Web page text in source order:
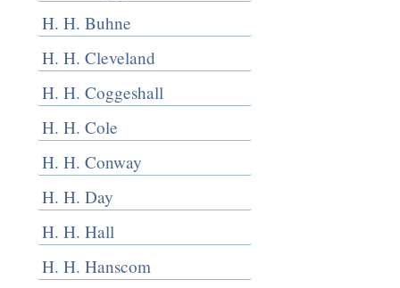
H. H. Buhne
H. H. Cleveland
H. H. Coggeshall
H. H. Cole
H. H. Conway
H. H. Day
H. H. Hall
H. H. Hanscom